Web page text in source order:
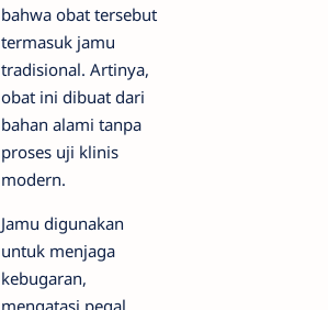
bahwa obat tersebut
termasuk jamu
tradisional. Artinya,
obat ini dibuat dari
bahan alami tanpa
proses uji klinis
modern.
Jamu digunakan
untuk menjaga
kebugaran,